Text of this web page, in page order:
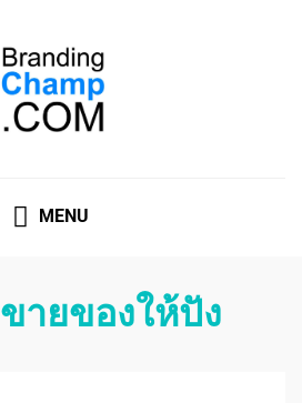
MENU
ขายของให้ปัง